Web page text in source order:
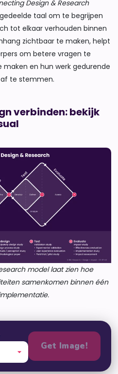
Design & Research
taal om te begrijpen
tot elkaar verhouden binnen
zichtbaar te maken, helpt
om betere vragen te
maken en hun werk gedurende
te stemmen.
verbinden: bekijk
model laat zien hoe
samenkomen binnen één
Get Image!